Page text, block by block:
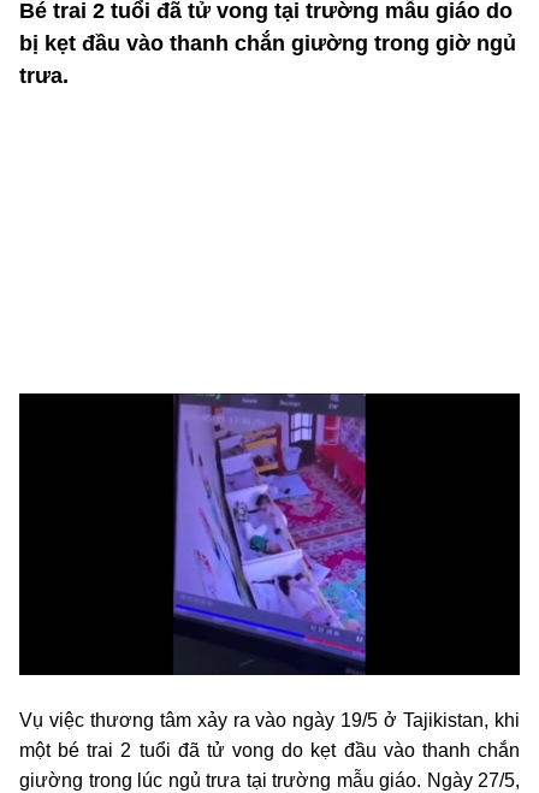
Bé trai 2 tuổi đã tử vong tại trường mẫu giáo do
bị kẹt đầu vào thanh chắn giường trong giờ ngủ
trưa.
Vụ việc thương tâm xảy ra vào ngày 19/5 ở Tajikistan, khi
một bé trai 2 tuổi đã tử vong do kẹt đầu vào thanh chắn
giường trong lúc ngủ trưa tại trường mẫu giáo. Ngày 27/5,